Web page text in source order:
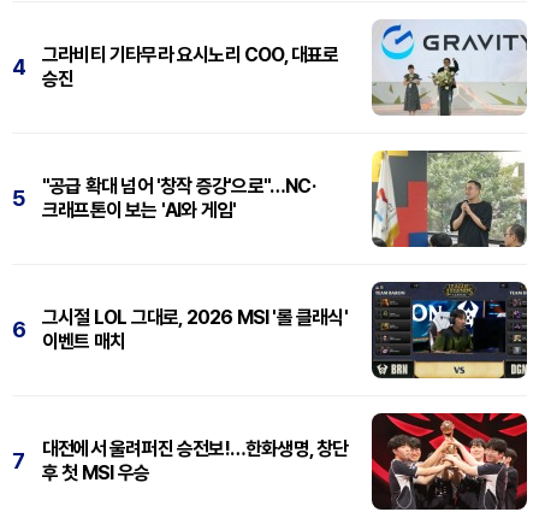
4
그라비티 기타무라 요시노리 COO, 대표로
승진
5
"공급 확대 넘어 '창작 증강'으로"…NC·
크래프톤이 보는 'AI와 게임'
6
그시절 LOL 그대로, 2026 MSI '롤 클래식'
이벤트 매치
7
대전에서 울려퍼진 승전보!…한화생명, 창단
후 첫 MSI 우승